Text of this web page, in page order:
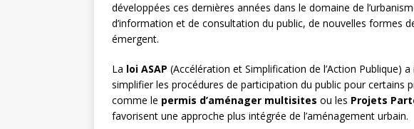
développées ces dernières années dans le domaine de
d’information et de consultation du public, de nouvelles formes
émergent.
La loi ASAP (Accélération et Simplification de l’Action Publique)
simplifier les procédures de participation du public pour certains
comme le permis d’aménager multisites ou les Projets
favorisent une approche plus intégrée de l’aménagement urbain.